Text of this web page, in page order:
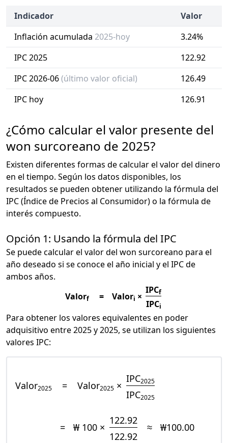
Indicador
Valor
Inflación acumulada 2025-hoy
3.24%
IPC 2025
122.92
IPC 2026-06(último valor oficial)
126.49
IPC hoy
126.91
¿Cómo calcular el valor presente del
won surcoreano de 2025?
Existen diferentes formas de calcular el valor del dinero
en el tiempo. Según los datos disponibles, los
resultados se pueden obtener utilizando la fórmula del
IPC (Índice de Precios al Consumidor) o la fórmula de
interés compuesto.
Opción 1: Usando la fórmula del IPC
Se puede calcular el valor del won surcoreano para el
año deseado si se conoce el año inicial y el IPC de
ambos años.
Valorf = Valori ×
IPCf
IPCi
Para obtener los valores equivalentes en poder
adquisitivo entre 2025 y 2025, se utilizan los siguientes
valores IPC:
Valor2025 = Valor2025 ×
IPC2025
IPC2025
= ₩ 100 ×
122.92
122.92
≈ ₩100.00